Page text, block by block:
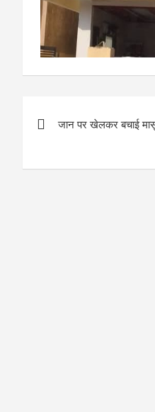
जान पर खेलकर बचाई